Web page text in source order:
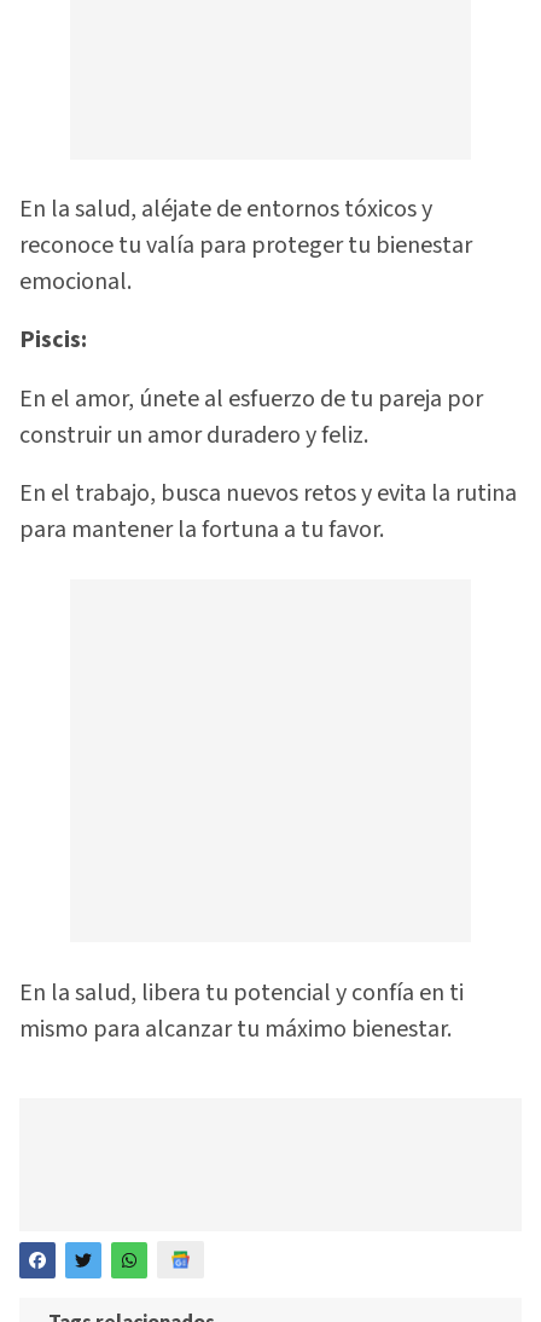
En la salud, aléjate de entornos tóxicos y
reconoce tu valía para proteger tu bienestar
emocional.
Piscis:
En el amor, únete al esfuerzo de tu pareja por
construir un amor duradero y feliz.
En el trabajo, busca nuevos retos y evita la rutina
para mantener la fortuna a tu favor.
En la salud, libera tu potencial y confía en ti
mismo para alcanzar tu máximo bienestar.